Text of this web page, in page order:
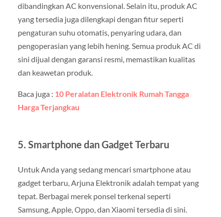
dibandingkan AC konvensional. Selain itu, produk AC
yang tersedia juga dilengkapi dengan fitur seperti
pengaturan suhu otomatis, penyaring udara, dan
pengoperasian yang lebih hening. Semua produk AC di
sini dijual dengan garansi resmi, memastikan kualitas
dan keawetan produk.
Baca juga : 10 Peralatan Elektronik Rumah Tangga
Harga Terjangkau
5. Smartphone dan Gadget Terbaru
Untuk Anda yang sedang mencari smartphone atau
gadget terbaru, Arjuna Elektronik adalah tempat yang
tepat. Berbagai merek ponsel terkenal seperti
Samsung, Apple, Oppo, dan Xiaomi tersedia di sini.